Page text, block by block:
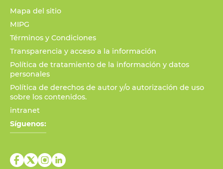
Mapa del sitio
MIPG
Términos y Condiciones
Transparencia y acceso a la información
Política de tratamiento de la información y datos
personales
Política de derechos de autor y/o autorización de uso
sobre los contenidos.
intranet
Síguenos: